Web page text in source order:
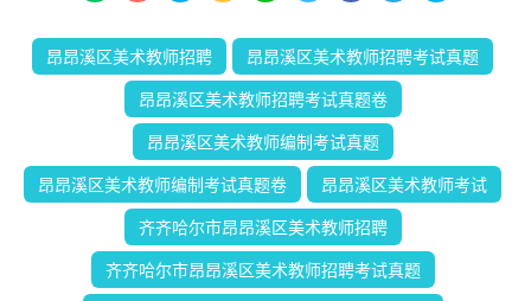
昂昂溪区美术教师招聘 昂昂溪区美术教师招聘考试真题
昂昂溪区美术教师招聘考试真题卷
昂昂溪区美术教师编制考试真题
昂昂溪区美术教师编制考试真题卷 昂昂溪区美术教师考试
齐齐哈尔市昂昂溪区美术教师招聘
齐齐哈尔市昂昂溪区美术教师招聘考试真题